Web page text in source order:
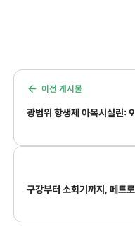
이전 게시물
광범위 항생제 아목시실린:
구강부터 소화기까지, 메트